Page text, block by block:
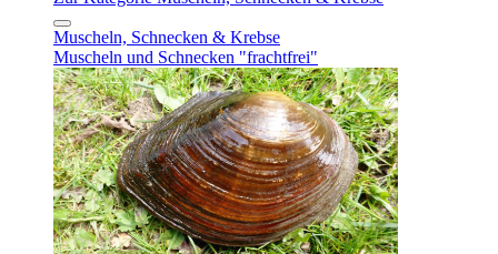
Muscheln, Schnecken & Krebse
Muscheln und Schnecken "frachtfrei"